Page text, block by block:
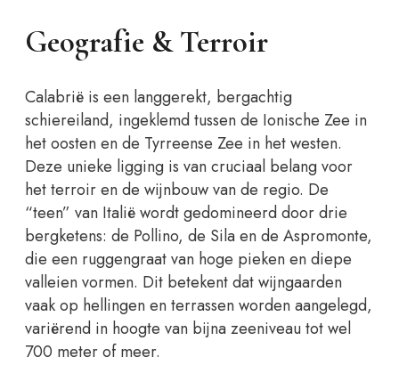
Geografie & Terroir
Calabrië is een langgerekt, bergachtig
schiereiland, ingeklemd tussen de Ionische Zee in
het oosten en de Tyrreense Zee in het westen.
Deze unieke ligging is van cruciaal belang voor
het terroir en de wijnbouw van de regio. De
“teen” van Italië wordt gedomineerd door drie
bergketens: de Pollino, de Sila en de Aspromonte,
die een ruggengraat van hoge pieken en diepe
valleien vormen. Dit betekent dat wijngaarden
vaak op hellingen en terrassen worden aangelegd,
variërend in hoogte van bijna zeeniveau tot wel
700 meter of meer.